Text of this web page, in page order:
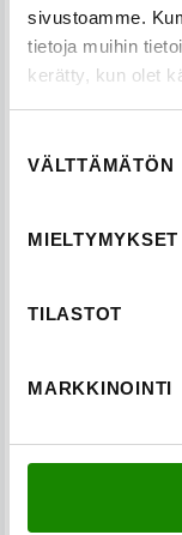
sivustoamme.
tietoja muihin
kerätty, kun olet
valinta
VÄLTTÄMÄTÖN
MIELTYMYKSET
TILASTOT
MARKKINOINTI
Function ECO-ulko-
ULKO-OVIEN
ADVANCE-
joka on hieman